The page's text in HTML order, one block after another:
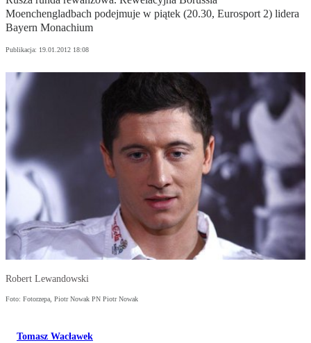
Moenchengladbach podejmuje w piątek (20.30, Eurosport 2) lidera
Bayern Monachium
Publikacja: 19.01.2012 18:08
Robert Lewandowski
Foto: Fotorzepa, Piotr Nowak PN Piotr Nowak
Tomasz Wacławek